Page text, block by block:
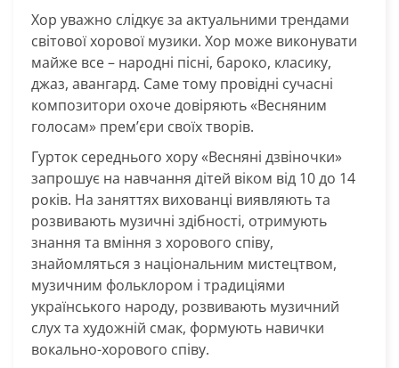
Хор уважно слідкує за актуальними трендами
світової хорової музики. Хор може виконувати
майже все – народні пісні, бароко, класику,
джаз, авангард. Саме тому провідні сучасні
композитори охоче довіряють «Весняним
голосам» прем’єри своїх творів.
Гурток середнього хору «Весняні дзвіночки»
запрошує на навчання дітей віком від 10 до 14
років. На заняттях вихованці виявляють та
розвивають музичні здібності, отримують
знання та вміння з хорового співу,
знайомляться з національним мистецтвом,
музичним фольклором і традиціями
українського народу, розвивають музичний
слух та художній смак, формують навички
вокально-хорового співу.